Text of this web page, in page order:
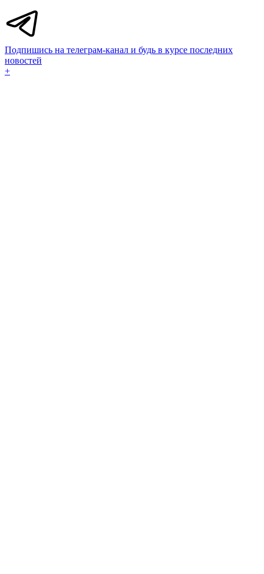
Подпишись на телеграм-канал и будь в курсе последних
новостей
+